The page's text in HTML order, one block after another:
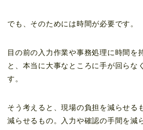
でも、そのためには時間が必要です。
目の前の入力作業や事務処理に時間を
と、本当に大事なところに手が回らな
す。
そう考えると、現場の負担を減らせる
減らせるもの。入力や確認の手間を減